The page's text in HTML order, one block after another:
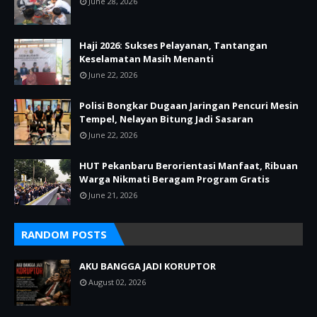
Haji 2026: Sukses Pelayanan, Tantangan
Keselamatan Masih Menanti
June 22, 2026
Polisi Bongkar Dugaan Jaringan Pencuri Mesin
Tempel, Nelayan Bitung Jadi Sasaran
June 22, 2026
HUT Pekanbaru Berorientasi Manfaat, Ribuan
Warga Nikmati Beragam Program Gratis
June 21, 2026
RANDOM POSTS
AKU BANGGA JADI KORUPTOR
August 02, 2026